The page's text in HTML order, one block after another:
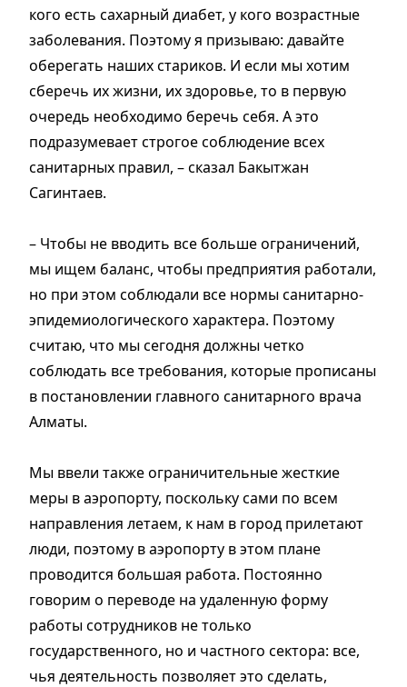
кого есть сахарный диабет, у кого возрастные
заболевания. Поэтому я призываю: давайте
оберегать наших стариков. И если мы хотим
сберечь их жизни, их здоровье, то в первую
очередь необходимо беречь себя. А это
подразумевает строгое соблюдение всех
санитарных правил, – сказал Бакытжан
Сагинтаев.
– Чтобы не вводить все больше ограничений,
мы ищем баланс, чтобы предприятия работали,
но при этом соблюдали все нормы санитарно-
эпидемиологического характера. Поэтому
считаю, что мы сегодня должны четко
соблюдать все требования, которые прописаны
в постановлении главного санитарного врача
Алматы.
Мы ввели также ограничительные жесткие
меры в аэропорту, поскольку сами по всем
направления летаем, к нам в город прилетают
люди, поэтому в аэропорту в этом плане
проводится большая работа. Постоянно
говорим о переводе на удаленную форму
работы сотрудников не только
государственного, но и частного сектора: все,
чья деятельность позволяет это сделать,